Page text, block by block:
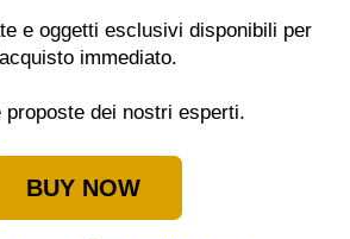
e oggetti esclusivi disponibili per
immediato.
proposte dei nostri esperti.
BUY NOW